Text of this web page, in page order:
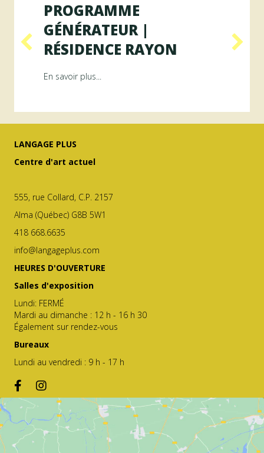
ArAMiS
PROGRAMME
GÉNÉRATEUR |
RÉSIDENCE RAYON
En savoir plus...
LANGAGE PLUS
Centre d'art actuel
555, rue Collard, C.P. 2157
Alma (Québec) G8B 5W1
418 668.6635
info@langageplus.com
HEURES D'OUVERTURE
Salles d'exposition
Lundi: FERMÉ
Mardi au dimanche : 12 h - 16 h 30
Également sur rendez-vous
Bureaux
Lundi au vendredi : 9 h - 17 h